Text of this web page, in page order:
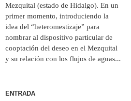
Mezquital (estado de Hidalgo). En un
primer momento, introduciendo la
idea del “heteromestizaje” para
nombrar al dispositivo particular de
cooptación del deseo en el Mezquital
y su relación con los flujos de aguas...
ENTRADA